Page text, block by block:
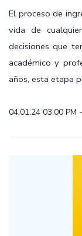
El proceso de
vida de
decisiones que
académico y
años, esta etapa
04.01.24 03:00 PM -